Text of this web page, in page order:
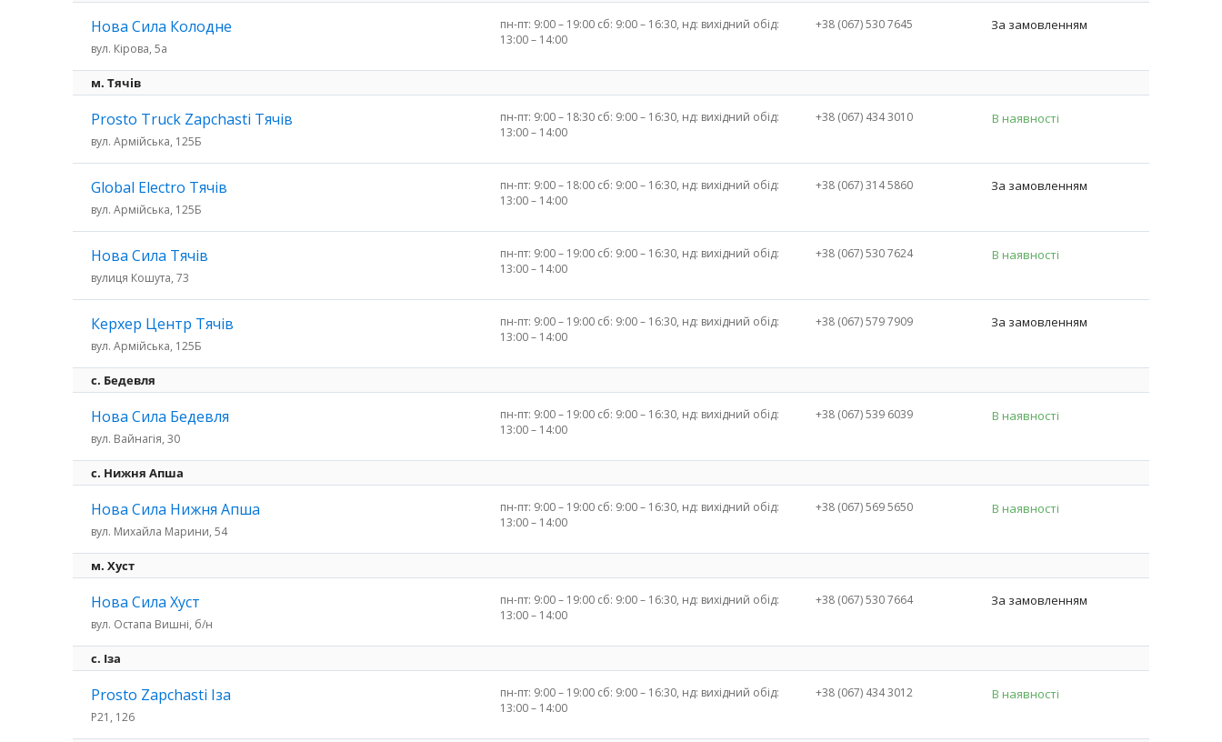
Нова Сила Колодне
вул. Кірова, 5а
пн-пт: 9:00 – 19:00 сб: 9:00 – 16:30, нд: вихідний обід:
13:00 – 14:00
+38 (067) 530 7645 За замовленням
м. Тячів
Prosto Truck Zapchasti Тячів
вул. Армійська, 125Б
пн-пт: 9:00 – 18:30 сб: 9:00 – 16:30, нд: вихідний обід:
13:00 – 14:00
+38 (067) 434 3010 В наявності
Global Electro Тячів
вул. Армійська, 125Б
пн-пт: 9:00 – 18:00 сб: 9:00 – 16:30, нд: вихідний обід:
13:00 – 14:00
+38 (067) 314 5860 За замовленням
Нова Сила Тячів
вулиця Кошута, 73
пн-пт: 9:00 – 19:00 сб: 9:00 – 16:30, нд: вихідний обід:
13:00 – 14:00
+38 (067) 530 7624 В наявності
Керхер Центр Тячів
вул. Армійська, 125Б
пн-пт: 9:00 – 19:00 сб: 9:00 – 16:30, нд: вихідний обід:
13:00 – 14:00
+38 (067) 579 7909 За замовленням
c. Бедевля
Нова Сила Бедевля
вул. Вайнагія, 30
пн-пт: 9:00 – 19:00 сб: 9:00 – 16:30, нд: вихідний обід:
13:00 – 14:00
+38 (067) 539 6039 В наявності
с. Нижня Апша
Нова Сила Нижня Апша
вул. Михайла Марини, 54
пн-пт: 9:00 – 19:00 сб: 9:00 – 16:30, нд: вихідний обід:
13:00 – 14:00
+38 (067) 569 5650 В наявності
м. Хуст
Нова Сила Хуст
вул. Остапа Вишні, б/н
пн-пт: 9:00 – 19:00 сб: 9:00 – 16:30, нд: вихідний обід:
13:00 – 14:00
+38 (067) 530 7664 За замовленням
c. Іза
Prosto Zapchasti Іза
P21, 126
пн-пт: 9:00 – 19:00 сб: 9:00 – 16:30, нд: вихідний обід:
13:00 – 14:00
+38 (067) 434 3012 В наявності